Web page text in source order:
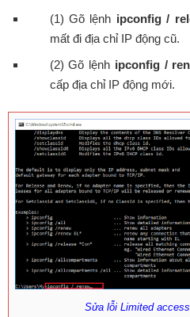
(1) Gõ lệnh ipconfig /
mất đi địa chỉ IP động cũ.
(2) Gõ lệnh ipconfig /
cấp địa chỉ IP động mới.
Sửa lỗi Limited